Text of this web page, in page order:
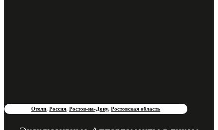
Отели,Россия,Ростов-на-Дону,Ростовская область